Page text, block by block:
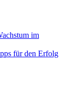
im
für den Erfolg